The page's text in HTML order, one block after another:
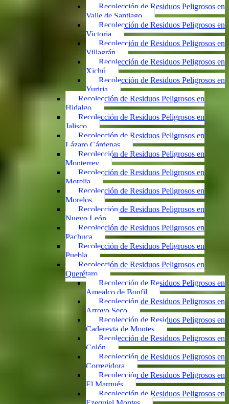
Recolección de Residuos Peligrosos en
Valle de Santiago
Recolección de Residuos Peligrosos en
Victoria
Recolección de Residuos Peligrosos en
Villagrán
Recolección de Residuos Peligrosos en
Xichú
Recolección de Residuos Peligrosos en
Yuriria
Recolección de Residuos Peligrosos en
Hidalgo
Recolección de Residuos Peligrosos en
Jalisco
Recolección de Residuos Peligrosos en
Lázaro Cárdenas
Recolección de Residuos Peligrosos en
Monterrey
Recolección de Residuos Peligrosos en
Morelia
Recolección de Residuos Peligrosos en
Morelos
Recolección de Residuos Peligrosos en
Nuevo León
Recolección de Residuos Peligrosos en
Pachuca
Recolección de Residuos Peligrosos en
Puebla
Recolección de Residuos Peligrosos en
Querétaro
Recolección de Residuos Peligrosos en
Amealco de Bonfil
Recolección de Residuos Peligrosos en
Arroyo Seco
Recolección de Residuos Peligrosos en
Cadereyta de Montes
Recolección de Residuos Peligrosos en
Colón
Recolección de Residuos Peligrosos en
Corregidora
Recolección de Residuos Peligrosos en
El Marqués
Recolección de Residuos Peligrosos en